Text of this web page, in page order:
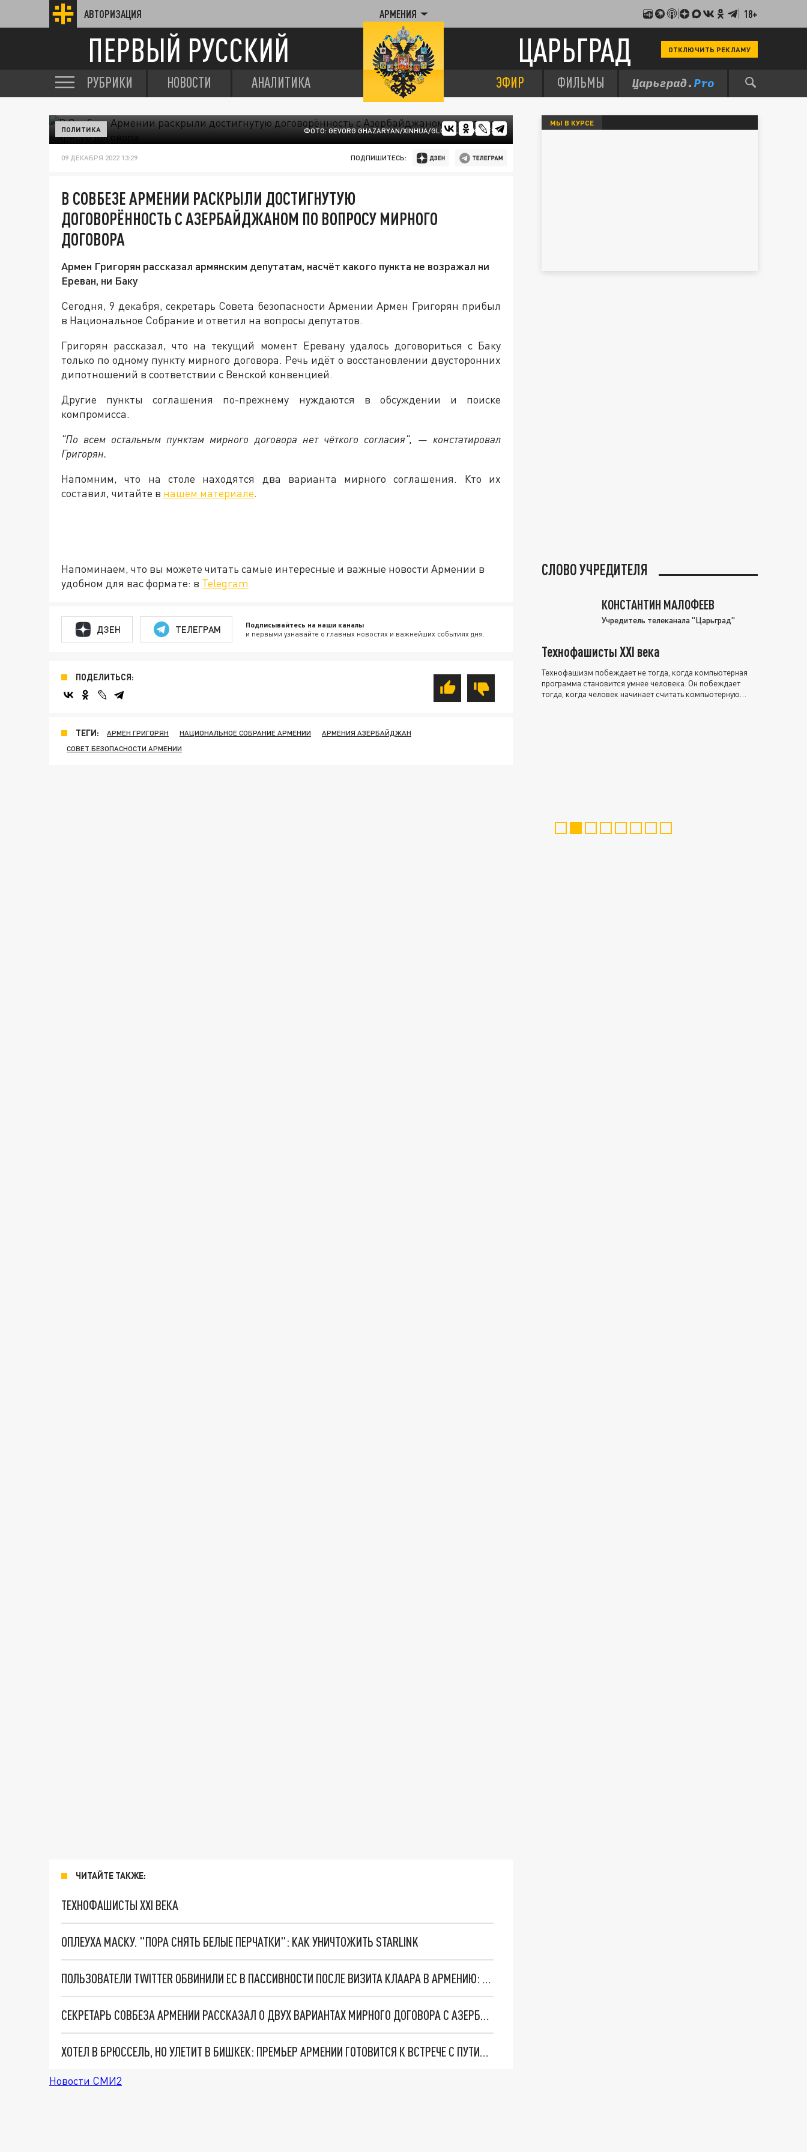
АВТОРИЗАЦИЯ АРМЕНИЯ 18+
ПЕРВЫЙ РУССКИЙ ЦАРЬГРАД ОТКЛЮЧИТЬ РЕКЛАМУ
РУБРИКИ НОВОСТИ АНАЛИТИКА ЭФИР ФИЛЬМЫ
ФОТО: GEVORG GHAZARYAN/XINHUA/GLOBALLOOKPRESS
ПОЛИТИКА
09 ДЕКАБРЯ 2022 13:29 ПОДПИШИТЕСЬ:
В СОВБЕЗЕ АРМЕНИИ РАСКРЫЛИ ДОСТИГНУТУЮ
ДОГОВОРЁННОСТЬ С АЗЕРБАЙДЖАНОМ ПО ВОПРОСУ МИРНОГО
ДОГОВОРА
Армен Григорян рассказал армянским депутатам, насчёт какого пункта не возражал ни
Ереван, ни Баку
Сегодня, 9 декабря, секретарь Совета безопасности Армении Армен Григорян прибыл
в Национальное Собрание и ответил на вопросы депутатов.
Григорян рассказал, что на текущий момент Еревану удалось договориться с Баку
только по одному пункту мирного договора. Речь идёт о восстановлении двусторонних
дипотношений в соответствии с Венской конвенцией.
Другие пункты соглашения по-прежнему нуждаются в обсуждении и поиске
компромисса.
"По всем остальным пунктам мирного договора нет чёткого согласия", — констатировал
Григорян.
Напомним, что на столе находятся два варианта мирного соглашения. Кто их
составил, читайте в нашем материале.
Напоминаем, что вы можете читать самые интересные и важные новости Армении в
удобном для вас формате: в Telegram
ДЗЕН ТЕЛЕГРАМ Подписывайтесь на наши каналы
и первыми узнавайте о главных новостях и важнейших событиях дня.
ПОДЕЛИТЬСЯ:
ТЕГИ: АРМЕН ГРИГОРЯН НАЦИОНАЛЬНОЕ СОБРАНИЕ АРМЕНИИ
АРМЕНИЯ АЗЕРБАЙДЖАН
СОВЕТ БЕЗОПАСНОСТИ АРМЕНИИ
ЧИТАЙТЕ ТАКЖЕ:
ТЕХНОФАШИСТЫ XXI ВЕКА
ОПЛЕУХА МАСКУ. "ПОРА СНЯТЬ БЕЛЫЕ ПЕРЧАТКИ": КАК УНИЧТОЖИТЬ STARLINK
ПОЛЬЗОВАТЕЛИ TWITTER ОБВИНИЛИ ЕС В ПАССИВНОСТИ ПОСЛЕ ВИЗИТА КЛААРА В АРМЕНИЮ: "ОДНА БОЛТОВНЯ"
СЕКРЕТАРЬ СОВБЕЗА АРМЕНИИ РАССКАЗАЛ О ДВУХ ВАРИАНТАХ МИРНОГО ДОГОВОРА С АЗЕРБАЙДЖАНОМ
ХОТЕЛ В БРЮССЕЛЬ, НО УЛЕТИТ В БИШКЕК: ПРЕМЬЕР АРМЕНИИ ГОТОВИТСЯ К ВСТРЕЧЕ С ПУТИНЫМ
Новости СМИ2
МЫ В КУРСЕ
СЛОВО УЧРЕДИТЕЛЯ
КОНСТАНТИН МАЛОФЕЕВ
Учредитель телеканала "Царьград"
Технофашисты XXI века
Технофашизм побеждает не тогда, когда компьютерная
программа становится умнее человека. Он побеждает
тогда, когда человек начинает считать компьютерную